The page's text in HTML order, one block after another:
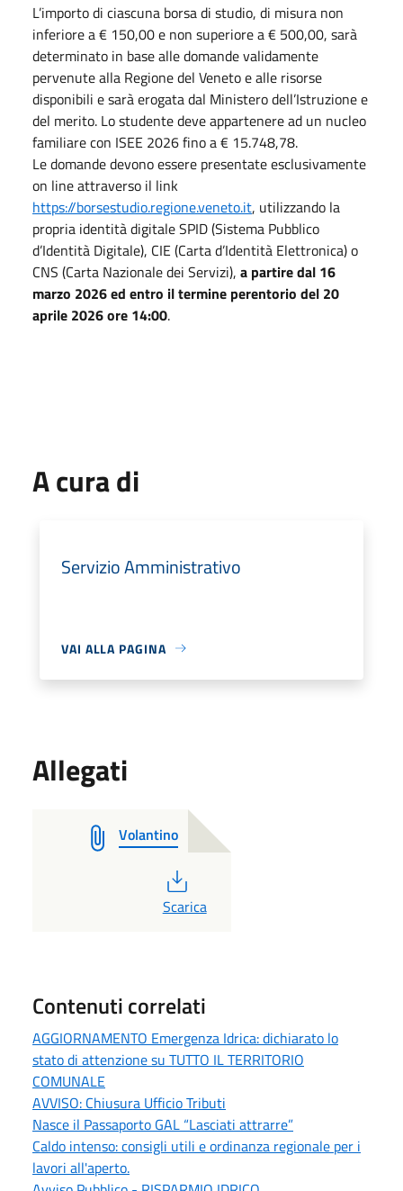
L’importo di ciascuna borsa di studio, di misura non
inferiore a € 150,00 e non superiore a € 500,00, sarà
determinato in base alle domande validamente
pervenute alla Regione del Veneto e alle risorse
disponibili e sarà erogata dal Ministero dell’Istruzione e
del merito. Lo studente deve appartenere ad un nucleo
familiare con ISEE 2026 fino a € 15.748,78.
Le domande devono essere presentate esclusivamente
on line attraverso il link
https://borsestudio.regione.veneto.it, utilizzando la
propria identità digitale SPID (Sistema Pubblico
d’Identità Digitale), CIE (Carta d’Identità Elettronica) o
CNS (Carta Nazionale dei Servizi), a partire dal 16
marzo 2026 ed entro il termine perentorio del 20
aprile 2026 ore 14:00.
A cura di
Servizio Amministrativo
VAI ALLA PAGINA
Allegati
Volantino
PDF
Scarica
Contenuti correlati
AGGIORNAMENTO Emergenza Idrica: dichiarato lo
stato di attenzione su TUTTO IL TERRITORIO
COMUNALE
AVVISO: Chiusura Ufficio Tributi
Nasce il Passaporto GAL “Lasciati attrarre”
Caldo intenso: consigli utili e ordinanza regionale per i
lavori all'aperto.